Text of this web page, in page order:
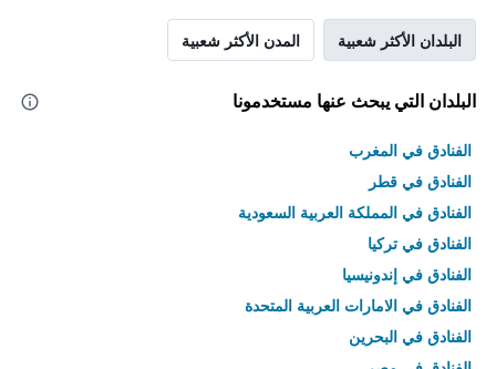
البلدان الأكثر شعبية المدن الأكثر شعبية
البلدان التي يبحث عنها مستخدمونا
الفنادق في المغرب
الفنادق في قطر
الفنادق في المملكة العربية السعودية
الفنادق في تركيا
الفنادق في إندونيسيا
الفنادق في الامارات العربية المتحدة
الفنادق في البحرين